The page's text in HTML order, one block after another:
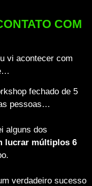
COM
vi acontecer com
…
fechado de 5
pessoas…
alguns dos
lucrar múltiplos 6
verdadeiro sucesso